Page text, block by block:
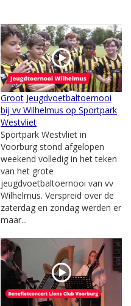
Groot Jeugdvoetbaltoernooi
bij vv Wilhelmus op Sportpark
Westvliet
Sportpark Westvliet in
Voorburg stond afgelopen
weekend volledig in het teken
van het grote
jeugdvoetbaltoernooi van vv
Wilhelmus. Verspreid over de
zaterdag en zondag werden er
maar...